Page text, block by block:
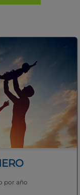
por año